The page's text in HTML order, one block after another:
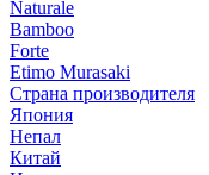
Naturale
Bamboo
Forte
Etimo Murasaki
Страна производителя
Япония
Непал
Китай